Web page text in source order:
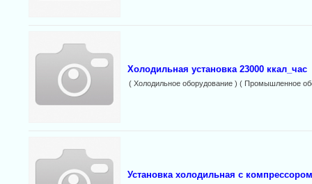
Холодильная установка 23000 ккал_час
( Холодильное оборудование ) ( Промышленное
Установка холодильная с